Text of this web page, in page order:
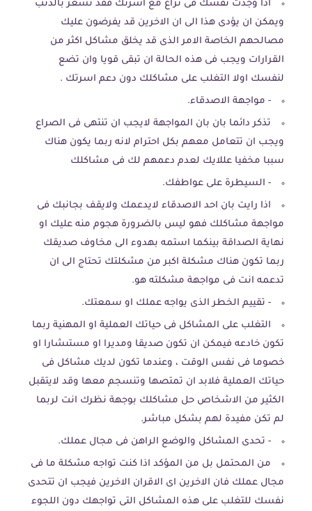
اذا وجدت نفسك فى نزاع مع اسرتك فقد تشعر بالذنب
ويمكن ان يؤدى هذا الى ان الاخرين قد يفرضون عليك
مصالحهم الخاصة الامر الذى قد يخلق مشاكل اكثر من
القرارات ويجب فى هذه الحالة ان تبقى قويا وان تضع
لنفسك اولا التغلب على مشاكلك دون دعم اسرتك .
- مواجهة الاصدقاء.
تذكر دائما بان بان المواجهة لايجب ان تنتهى فى الصراع
ويجب ان تتعامل معهم بكل احترام لانه ربما يكون هناك
سببا مخفيا عللايك لعدم دعمهم لك فى مشاكلك
- السيطرة على عواطفك.
اذا رايت بان احد الاصدقاء لايدعمك ولايقف بجانبك فى
مواجهة مشاكلك فهو ليس بالضرورة هجوم منه عليك او
نهاية الصداقة بينكما استمه بهدوء الى مخاوف صديقك
ربما تكون هناك مشكلة اكبر من مشكلتك تحتاج الى ان
تدعمه انت فى مواجهة مشكلته هو.
- تقييم الخطر الذى يواجه عملك او سمعتك.
التغلب على المشاكل فى حياتك العملية او المهنية ربما
تكون خادعه فيمكن ان تكون صديقا ومديرا او مستىشارا او
خصوما فى نفس الوقت ، وعندما تكون لديك مشاكل فى
حياتك العملية فلابد ان تمتصها وتنسجم معها وقد لايتقبل
الكثير من الاشخاص حل مشاكلك بوجهة نظرك انت لربما
لم تكن مفيدة لهم بشكل مباشر.
- تحدى المشاكل والوضع الراهن فى مجال عملك.
من المحتمل بل من المؤكد اذا كنت تواجه مشكلة ما فى
مجال عملك فان الاخرين اى الاقران الاخرين فيجب ان تتحدى
نفسك للتغلب على هذه المشاكل التى تواجهك دون اللجوء